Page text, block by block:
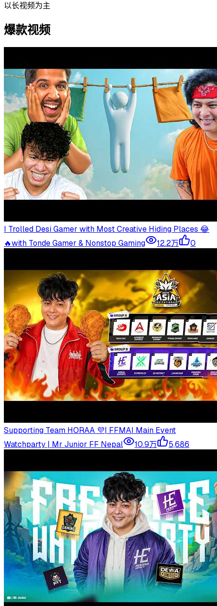
以长视频为主
爆款视频
I Trolled Desi Gamer with Most Creative Hiding Places 😂
🔥with Tonde Gamer & Nonstop Gaming
12.2万 0
Supporting Team HORAA 💜| FFMAI Main Event
Watchparty | Mr Junior FF Nepal
10.9万 5,686